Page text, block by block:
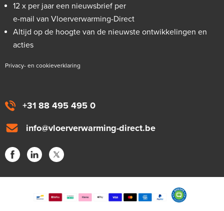
+31 88 495 495 0
info@vloerverwarming-direct.be
12 x per jaar een nieuwsbrief per
e-mail van Vloerverwarming-Direct
Altijd op de hoogte van de nieuwste ontwikkelingen en
acties
Privacy- en cookieverklaring